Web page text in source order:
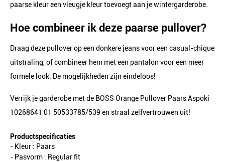
paarse kleur een vleugje kleur toevoegt aan je wintergarderobe.
Hoe combineer ik deze paarse pullover?
Draag deze pullover op een donkere jeans voor een casual-chique
uitstraling, of combineer hem met een pantalon voor een meer
formele look. De mogelijkheden zijn eindeloos!
Verrijk je garderobe met de BOSS Orange Pullover Paars Aspoki
10268641 01 50533785/539 en straal zelfvertrouwen uit!
Productspecificaties
- Kleur : Paars
- Pasvorm : Regular fit